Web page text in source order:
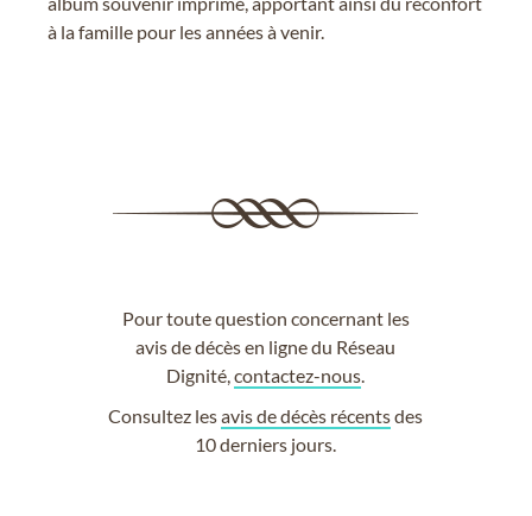
à la famille pour les années à venir.
Pour toute question concernant les
avis de décès en ligne du Réseau
Dignité,contactez-nous
Consultez lesavis de décès récentsdes
10 derniers jours.